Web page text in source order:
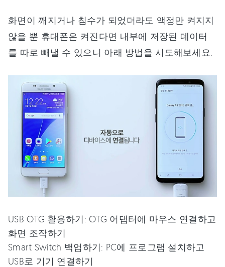
화면이 깨지거나 침수가 되었더라도 액정만 켜지지
않을 뿐 휴대폰은 켜진다면 내부에 저장된 데이터
를 따로 빼낼 수 있으니 아래 방법을 시도해보세요.
USB OTG 활용하기: OTG 어댑터에 마우스 연결하고
화면 조작하기
Smart Switch 백업하기: PC에 프로그램 설치하고
USB로 기기 연결하기